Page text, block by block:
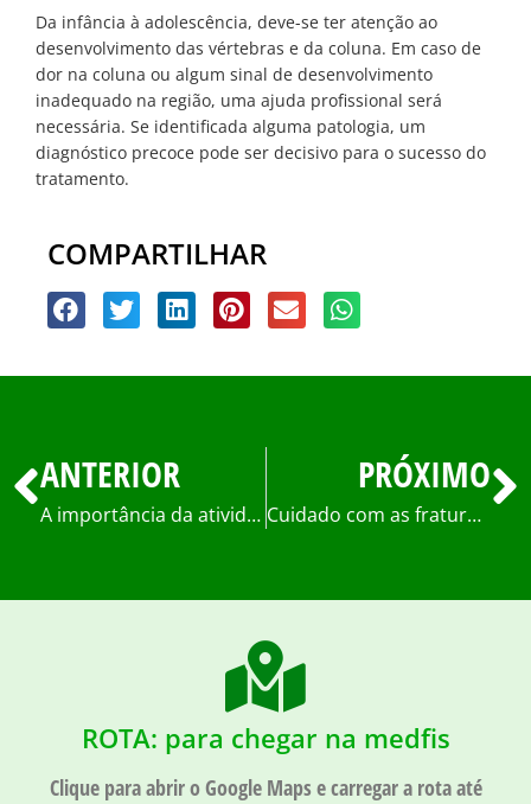
Da infância à adolescência, deve-se ter atenção ao
desenvolvimento das vértebras e da coluna. Em caso de
dor na coluna ou algum sinal de desenvolvimento
inadequado na região, uma ajuda profissional será
necessária. Se identificada alguma patologia, um
diagnóstico precoce pode ser decisivo para o sucesso do
tratamento.
COMPARTILHAR
ANTERIOR
A importância da atividade física na expectativa de vida
PRÓXIMO
Cuidado com as fraturas ósseas
ROTA: para chegar na medfis
Clique para abrir o Google Maps e carregar a rota até